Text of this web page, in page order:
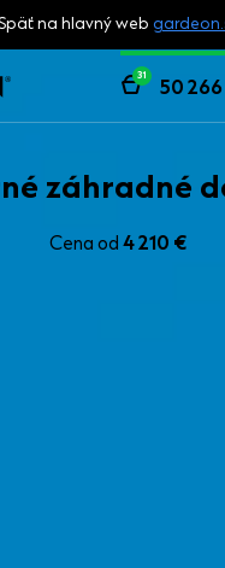
na hlavný web
50
31
záhradné
Cena od 4 210 €